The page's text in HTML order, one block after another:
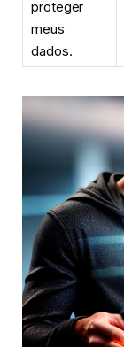
proteger
meus
dados.